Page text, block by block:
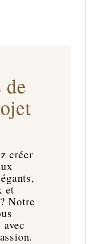
de
créer
et
Notre